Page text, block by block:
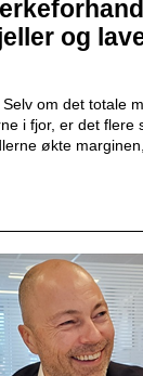
og
Selv om det totale
i fjor, er det flere
økte